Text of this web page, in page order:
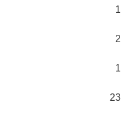
1
2
1
23